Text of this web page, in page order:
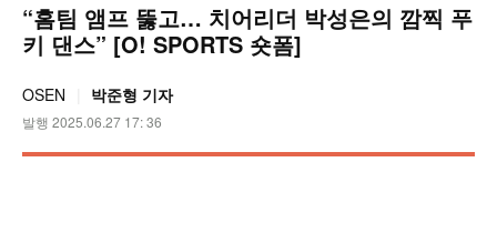
“홈팀 앰프 뚫고… 치어리더 박성은의 깜찍 푸
키 댄스” [O! SPORTS 숏폼]
OSEN 박준형 기자
발행 2025.06.27 17: 36